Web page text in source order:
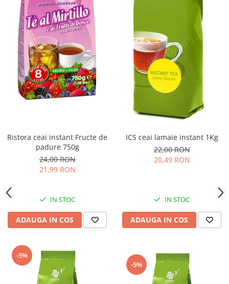
Ristora ceai instant Fructe de
padure 750g
24,00 RON
21,99 RON
IN STOC
ADAUGA IN COS
ICS ceai lamaie instant 1Kg
22,00 RON
20,49 RON
IN STOC
ADAUGA IN COS
-5%
-5%